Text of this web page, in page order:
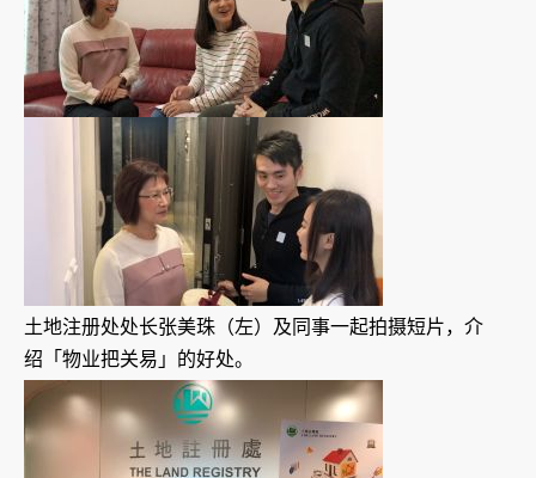
土地注册处处长张美珠（左）及同事一起拍摄短片，介
绍「物业把关易」的好处。